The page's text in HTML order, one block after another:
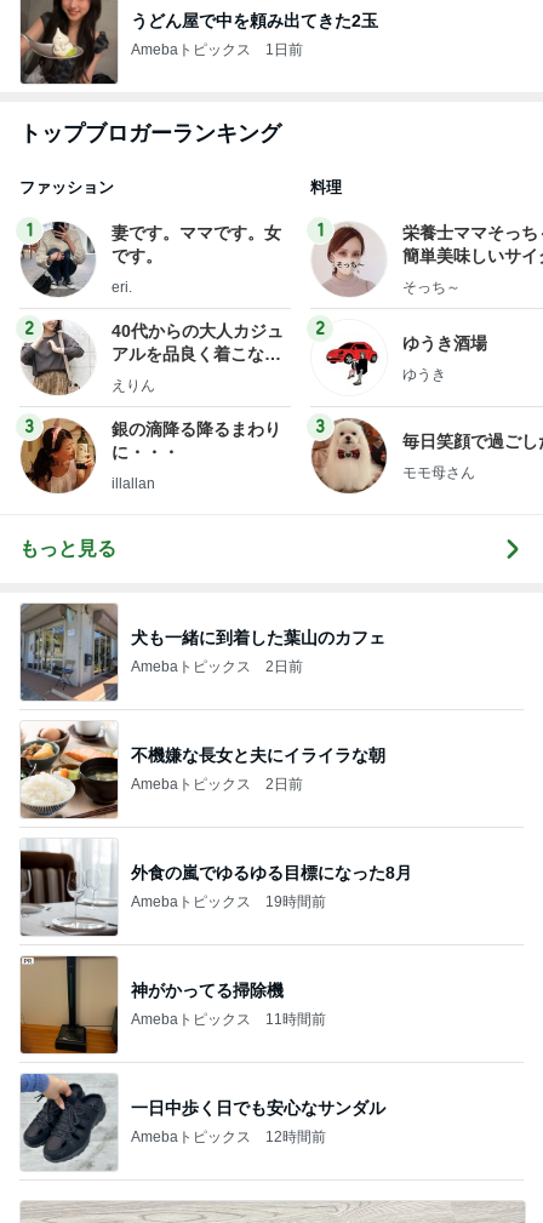
うどん屋で中を頼み出てきた2玉
Amebaトピックス 1日前
トップブロガーランキング
ファッション
1
妻です。ママです。女
です。
eri.
2
40代からの大人カジュ
アルを品良く着こなす
ファッションブログ
えりん
3
銀の滴降る降るまわり
に・・・
illallan
料理
1
栄養士ママそっち
簡単美味しいサイ
献立
そっち～
2
ゆうき酒場
ゆうき
3
毎日笑顔で過ごし
モモ母さん
もっと見る
犬も一緒に到着した葉山のカフェ
Amebaトピックス 2日前
不機嫌な長女と夫にイライラな朝
Amebaトピックス 2日前
外食の嵐でゆるゆる目標になった8月
Amebaトピックス 19時間前
神がかってる掃除機
Amebaトピックス 11時間前
一日中歩く日でも安心なサンダル
Amebaトピックス 12時間前